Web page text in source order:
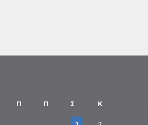
Π Π Σ Κ